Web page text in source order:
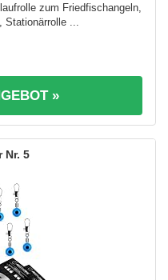
zum Friedfischangeln,
...
»
5